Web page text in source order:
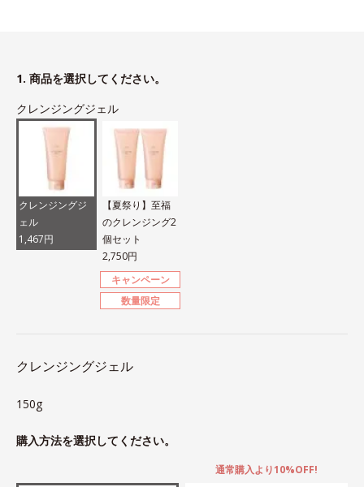
1. 商品を選択してください。
クレンジングジェル
クレンジングジ
ェル
1,467円
【夏祭り】至福
のクレンジング2
個セット
2,750円
キャンペーン
数量限定
クレンジングジェル
150g
購入方法を選択してください。
通常購入より10%OFF!